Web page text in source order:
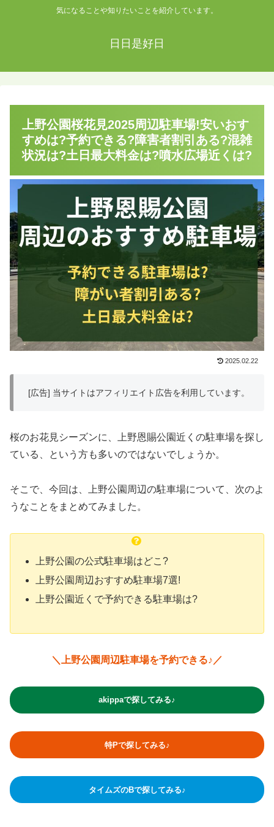
気になることや知りたいことを紹介しています。
日日是好日
上野公園桜花見2025周辺駐車場!安いおす
すめは?予約できる?障害者割引ある?混雑
状況は?土日最大料金は?噴水広場近くは?
2025.02.22
[広告] 当サイトはアフィリエイト広告を利用しています。
桜のお花見シーズンに、上野恩賜公園近くの駐車場を探し
ている、という方も多いのではないでしょうか。
そこで、今回は、上野公園周辺の駐車場について、次のよ
うなことをまとめてみました。
上野公園の公式駐車場はどこ?
上野公園周辺おすすめ駐車場7選!
上野公園近くで予約できる駐車場は?
＼上野公園周辺駐車場を予約できる♪／
akippaで探してみる♪
特Pで探してみる♪
タイムズのBで探してみる♪